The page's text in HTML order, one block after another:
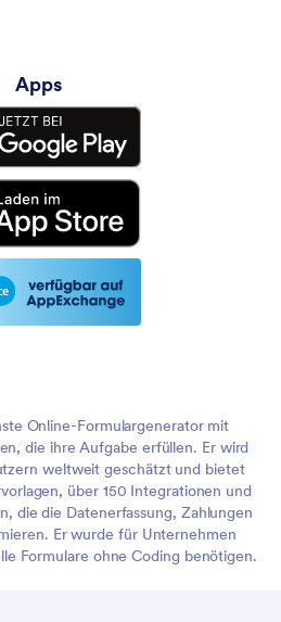
Apps
Online-Formulargenerator mit
die ihre Aufgabe erfüllen. Er wird
weltweit geschätzt und bietet
über 150 Integrationen und
die die Datenerfassung, Zahlungen
Er wurde für Unternehmen
Formulare ohne Coding benötigen.